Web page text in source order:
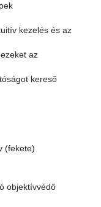
kezelés és az
az
kereső
(fekete)
objektívvédő